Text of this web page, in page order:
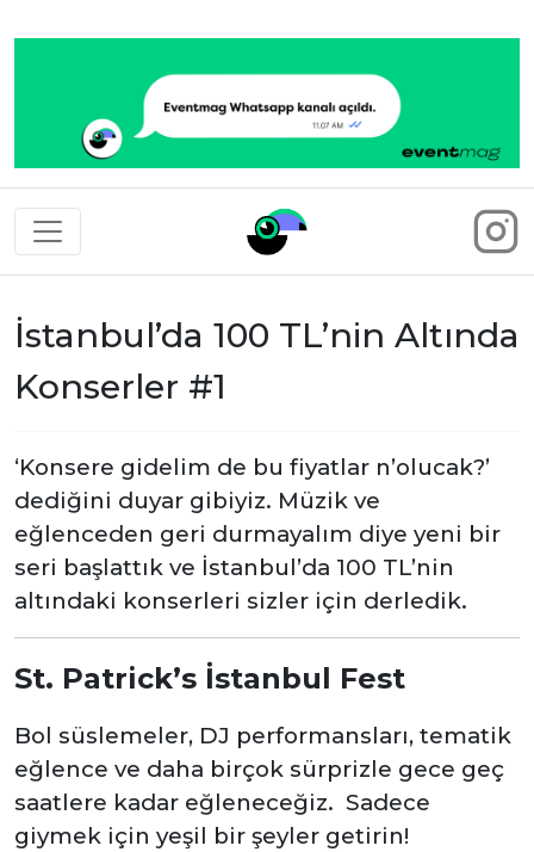
Eventmag
İstanbul’da 100 TL’nin Altında
Konserler #1
‘Konsere gidelim de bu fiyatlar n’olucak?’
dediğini duyar gibiyiz. Müzik ve
eğlenceden geri durmayalım diye yeni bir
seri başlattık ve İstanbul’da 100 TL’nin
altındaki konserleri sizler için derledik.
St. Patrick’s İstanbul Fest
Bol süslemeler, DJ performansları, tematik
eğlence ve daha birçok sürprizle gece geç
saatlere kadar eğleneceğiz. Sadece
giymek için yeşil bir şeyler getirin!